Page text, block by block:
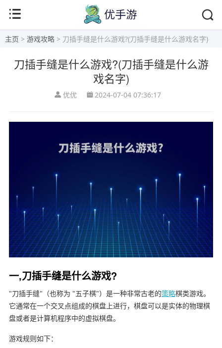
主页 > 游戏攻略 > 刀插手缝是什么游戏?(刀插手缝是什么游戏名字)
刀插手缝是什么游戏?(刀插手缝是什么游
戏名字)
优优 2024-07-04 07:36:17
一,刀插手缝是什么游戏?
"刀插手缝"（也称为 "五子棋"）是一种非常古老的策略棋类游戏。
它通常在一个交叉点组成的棋盘上进行，棋盘可以是实体的物理棋
盘或者是计算机程序中的虚拟棋盘。
游戏规则如下：